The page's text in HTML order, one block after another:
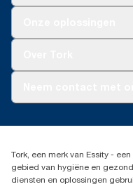
Dispenserklacht
02 766 05 30
Essity Belgium NV
Berkenlaan 8B
1831 MACHELEN
Tork, een merk van Essity -
gebied van hygiëne en
diensten en oplossingen